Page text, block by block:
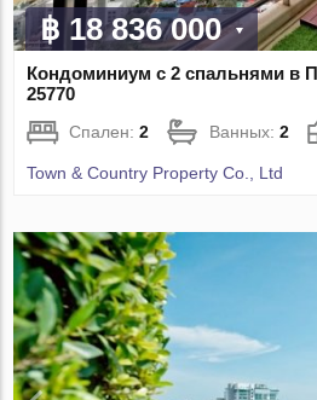
฿ 18 836 000
Кондоминиум с 2 спальнями в
25770
Спален:2 Ванных:2
Town & Country Property Co., Ltd